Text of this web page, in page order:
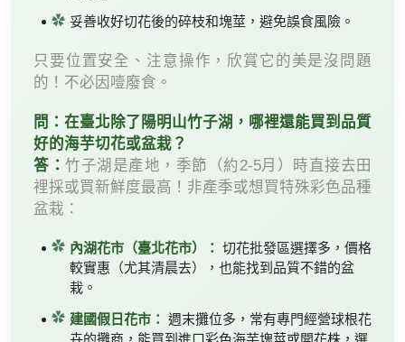
妥善收好切花後的碎枝和塊莖，避免誤食風險。
只要位置安全、注意操作，欣賞它的美是沒問題
的！不必因噎廢食。
問：在臺北除了陽明山竹子湖，哪裡還能買到品質
好的海芋切花或盆栽？
答： 竹子湖是產地，季節（約2-5月）時直接去田
裡採或買新鮮度最高！非產季或想買特殊彩色品種
盆栽：
內湖花市（臺北花市）： 切花批發區選擇多，價格
較實惠（尤其清晨去），也能找到品質不錯的盆
栽。
建國假日花市： 週末攤位多，常有專門經營球根花
卉的攤商，能買到進口彩色海芋塊莖或開花株，選